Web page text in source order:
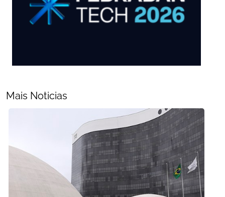
Mais Noticias